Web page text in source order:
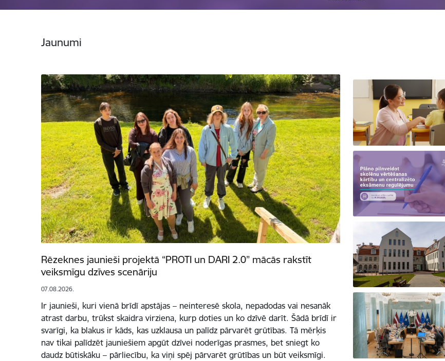
Jaunumi
Rēzeknes jaunieši projektā “PROTI un DARI 2.0” mācās rakstīt
veiksmīgu dzīves scenāriju
07.08.2026.
Ir jaunieši, kuri vienā brīdī apstājas – neinteresē skola, nepadodas vai nesanāk
atrast darbu, trūkst skaidra virziena, kurp doties un ko dzīvē darīt. Šādā brīdī ir
svarīgi, ka blakus ir kāds, kas uzklausa un palīdz pārvarēt grūtības. Tā mērķis
nav tikai palīdzēt jauniešiem apgūt dzīvei noderīgas prasmes, bet sniegt ko
daudz būtiskāku – pārliecību, ka viņi spēj pārvarēt grūtības un būt veiksmīgi.